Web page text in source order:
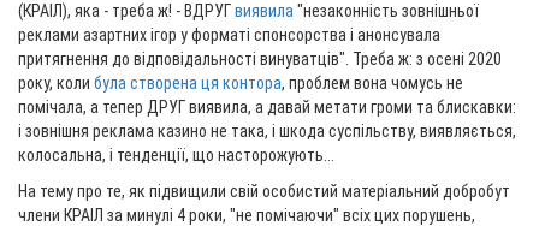
(КРАІЛ), яка - треба ж! - ВДРУГвиявила "незаконність зовнішньої
реклами азартних ігор у форматі спонсорства і анонсувала
притягнення до відповідальності винуватців". Треба ж: з осені 2020
року, коли була створена ця контора, проблем вона чомусь не
помічала, а тепер ДРУГ виявила, а давай метати громи та блискавки:
і зовнішня реклама казино не така, і шкода суспільству, виявляється,
колосальна, і тенденції, що насторожують...
На тему про те, як підвищили свій особистий матеріальний добробут
члени КРАІЛ за минулі 4 роки, "не помічаючи" всіх цих порушень,